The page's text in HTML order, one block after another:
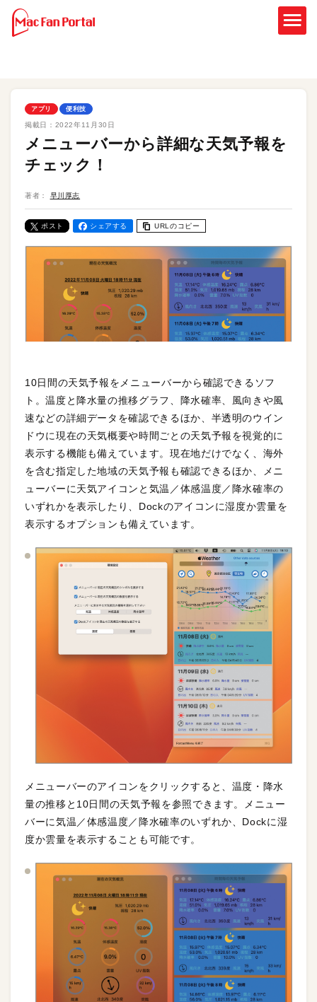
アプリ 便利技
掲載日： 2022年11月30日
メニューバーから詳細な天気予報を
チェック！
著者： 早川厚志
ポスト シェアする URLのコピー
10日間の天気予報をメニューバーから確認できるソフ
ト。温度と降水量の推移グラフ、降水確率、風向きや風
速などの詳細データを確認できるほか、半透明のウイン
ドウに現在の天気概要や時間ごとの天気予報を視覚的に
表示する機能も備えています。現在地だけでなく、海外
を含む指定した地域の天気予報も確認できるほか、メニ
ューバーに天気アイコンと気温／体感温度／降水確率の
いずれかを表示したり、Dockのアイコンに湿度か雲量を
表示するオプションも備えています。
メニューバーのアイコンをクリックすると、温度・降水
量の推移と10日間の天気予報を参照できます。メニュー
バーに気温／体感温度／降水確率のいずれか、Dockに湿
度か雲量を表示することも可能です。